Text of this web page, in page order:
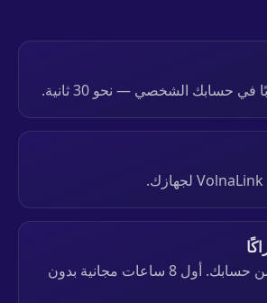
حسابك الشخصي — نحو 30 ثانية.
اختر باقة من حسابك. أول 8 ساعات مجانية بدون